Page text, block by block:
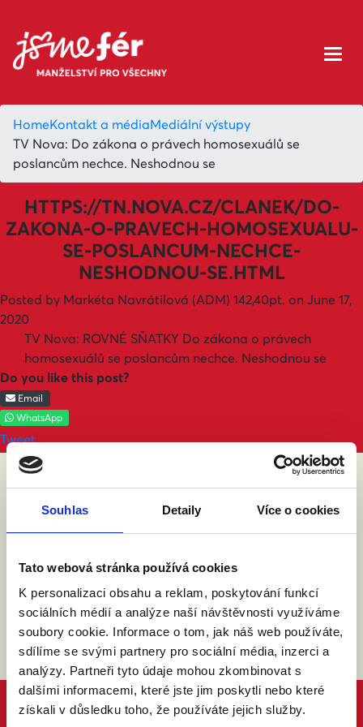
Souhlas Detaily Více o cookies
Tato webová stránka používá cookies
K personalizaci obsahu a reklam, poskytování funkcí
sociálních médií a analýze naší návštěvnosti využíváme
soubory cookie. Informace o tom, jak náš web používáte,
sdílíme se svými partnery pro sociální média, inzerci a
analýzy. Partneři tyto údaje mohou zkombinovat s
dalšími informacemi, které jste jim poskytli nebo které
získali v důsledku toho, že používáte jejich služby.
HomeKontakt a médiaMediální výstupy
TV Nova: Do zákona o právech homosexuálů se
poslancům nechce. Neshodnou se
HTTPS://TN.NOVA.CZ/CLANEK/DO-
ZAKONA-O-PRAVECH-HOMOSEXUALU-
SE-POSLANCUM-NECHCE-
NESHODNOU-SE.HTML
Posted by Markéta Navrátilová (ADM) 142,40pt. on June 17,
2020
TV Nova: ROVNÉ SŇATKY Do zákona o právech
homosexuálů se poslancům nechce. Neshodnou se
Do you like this post?
Email
WhatsApp
Tweet
ABY VÁM O MANŽELSTVÍ NIC
NEUNIKLO
PROČ MANŽELSTVÍ